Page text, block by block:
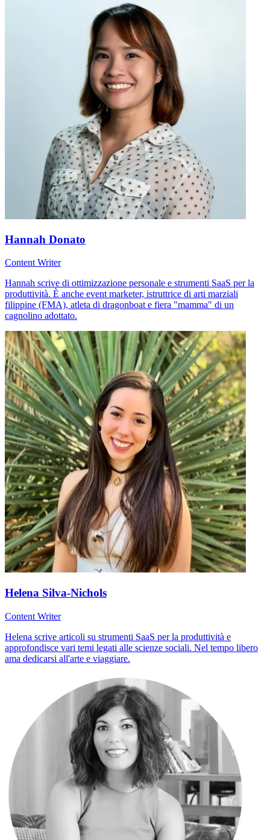
Hannah Donato
Content Writer
Hannah scrive di ottimizzazione personale e strumenti SaaS per la
produttività. È anche event marketer, istruttrice di arti marziali
filippine (FMA), atleta di dragonboat e fiera "mamma" di un
cagnolino adottato.
Helena Silva-Nichols
Content Writer
Helena scrive articoli su strumenti SaaS per la produttività e
approfondisce vari temi legati alle scienze sociali. Nel tempo libero
ama dedicarsi all'arte e viaggiare.